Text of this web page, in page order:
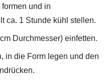
und in
ca. 1 Stunde kühl stellen.
Durchmesser) einfetten.
in die Form legen und den